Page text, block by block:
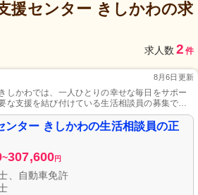
援センター きしかわの求
求人数 2 件
8月6日更新
しかわでは、一人ひとりの幸せな毎日をサポー
な支援を結び付けている生活相談員の募集で、
」さえあれば未経験でも大丈夫です。
ンター きしかわの生活相談員の正
~307,600円
、自動車免許